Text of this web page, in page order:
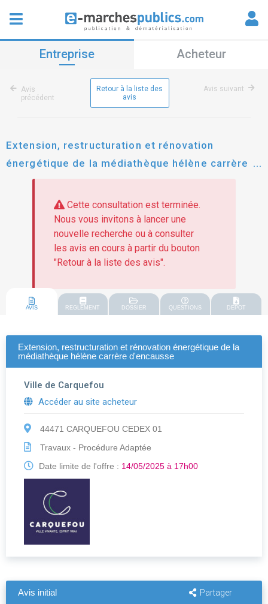
Entreprise Acheteur
Avis
précédent
Retour à la liste des
avis
Avis suivant
Extension, restructuration et rénovation
énergétique de la médiathèque hélène carrère
d'encausse
Cette consultation est terminée.
Nous vous invitons à lancer une
nouvelle recherche ou à consulter
les avis en cours à partir du bouton
"Retour à la liste des avis".
AVIS REGLEMENT DOSSIER QUESTIONS DEPOT
Extension, restructuration et rénovation énergétique de la
médiathèque hélène carrère d'encausse
Ville de Carquefou
Accéder au site acheteur
44471 CARQUEFOU CEDEX 01
Travaux - Procédure Adaptée
Date limite de l'offre : 14/05/2025 à 17h00
Avis initial Partager